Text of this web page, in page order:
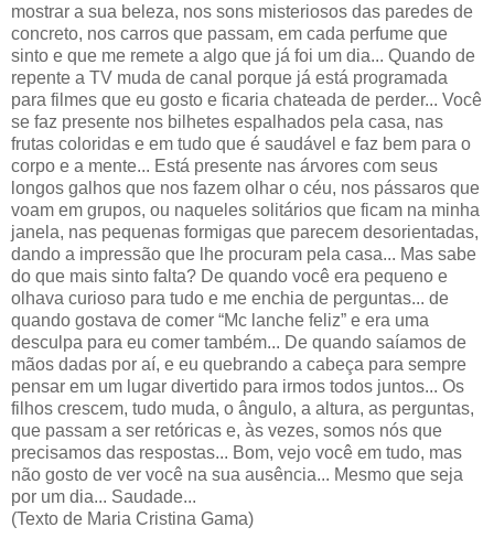
mostrar a sua beleza, nos sons misteriosos das paredes de
concreto, nos carros que passam, em cada perfume que
sinto e que me remete a algo que já foi um dia... Quando de
repente a TV muda de canal porque já está programada
para filmes que eu gosto e ficaria chateada de perder... Você
se faz presente nos bilhetes espalhados pela casa, nas
frutas coloridas e em tudo que é saudável e faz bem para o
corpo e a mente... Está presente nas árvores com seus
longos galhos que nos fazem olhar o céu, nos pássaros que
voam em grupos, ou naqueles solitários que ficam na minha
janela, nas pequenas formigas que parecem desorientadas,
dando a impressão que lhe procuram pela casa... Mas sabe
do que mais sinto falta? De quando você era pequeno e
olhava curioso para tudo e me enchia de perguntas... de
quando gostava de comer “Mc lanche feliz” e era uma
desculpa para eu comer também... De quando saíamos de
mãos dadas por aí, e eu quebrando a cabeça para sempre
pensar em um lugar divertido para irmos todos juntos... Os
filhos crescem, tudo muda, o ângulo, a altura, as perguntas,
que passam a ser retóricas e, às vezes, somos nós que
precisamos das respostas... Bom, vejo você em tudo, mas
não gosto de ver você na sua ausência... Mesmo que seja
por um dia... Saudade...
(Texto de Maria Cristina Gama)